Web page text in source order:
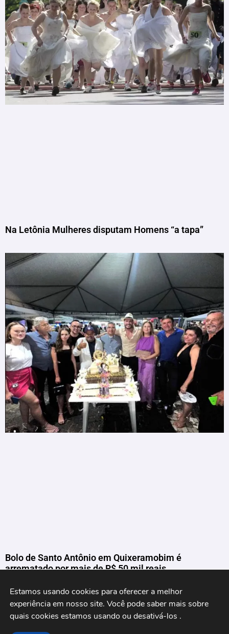
Na Letônia Mulheres disputam Homens “a tapa”
Bolo de Santo Antônio em Quixeramobim é
arrematado por mais de R$ 50 mil reais
Estamos usando cookies para oferecer a melhor
experiência em nosso site. Você pode saber mais sobre
quais cookies estamos usando ou desativá-los .